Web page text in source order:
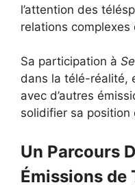
l’attention des
relations
Sa participation à
dans la télé-réalité,
avec d’autres
solidifier sa position
Un Parcours
Émissions de